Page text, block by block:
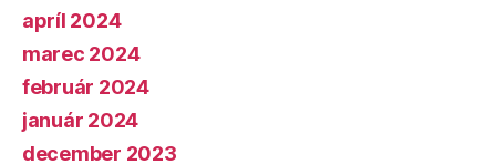
apríl 2024
marec 2024
február 2024
január 2024
december 2023